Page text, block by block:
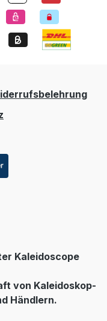
Kaleidoscope
von Kaleidoskop-
Händlern.